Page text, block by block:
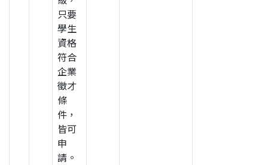
只要
學生
資格
符合
企業
徵才
條
件，
皆可
申
請。